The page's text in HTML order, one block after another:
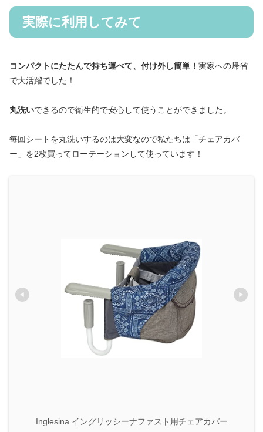
実際に利用してみて
コンパクトにたたんで持ち運べて、付け外し簡単！ 実家への帰省
で大活躍でした！
丸洗いできるので衛生的で安心して使うことができました。
毎回シートを丸洗いするのは大変なので私たちは「チェアカバ
ー」を2枚買ってローテーションして使っています！
Inglesina イングリッシーナファスト用チェアカバー